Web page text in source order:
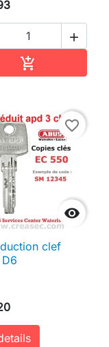



favorite_border
clef
D6